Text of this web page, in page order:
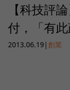
【科技評
付，「有
2013.06.19|創業